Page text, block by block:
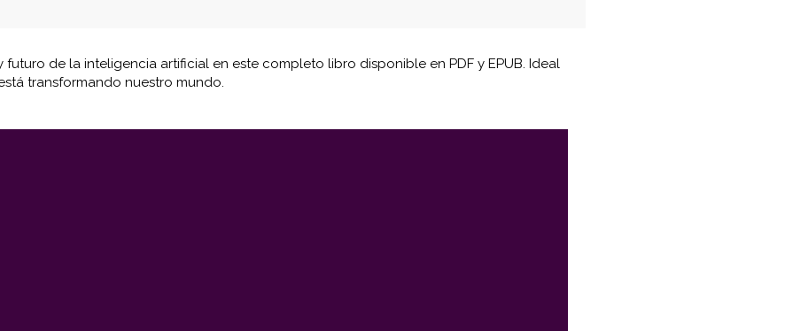
de la inteligencia artificial en este completo libro disponible en PDF y EPUB. Ideal
transformando nuestro mundo.